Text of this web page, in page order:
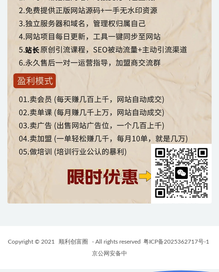
Copyright © 2021 顺利创富圈 - All rights reserved 粤ICP备2025362717号-1
京公网安备中